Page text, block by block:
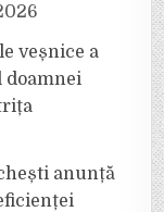
veșnice a
doamnei
anunță